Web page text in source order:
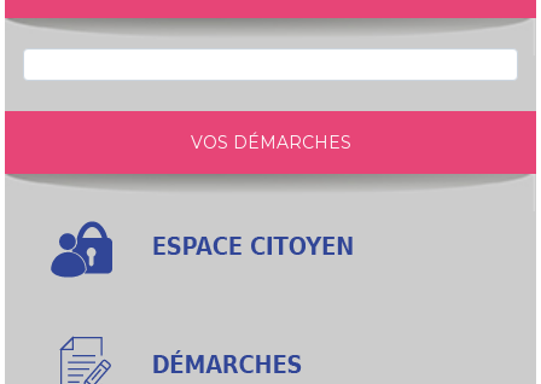
VOS DÉMARCHES